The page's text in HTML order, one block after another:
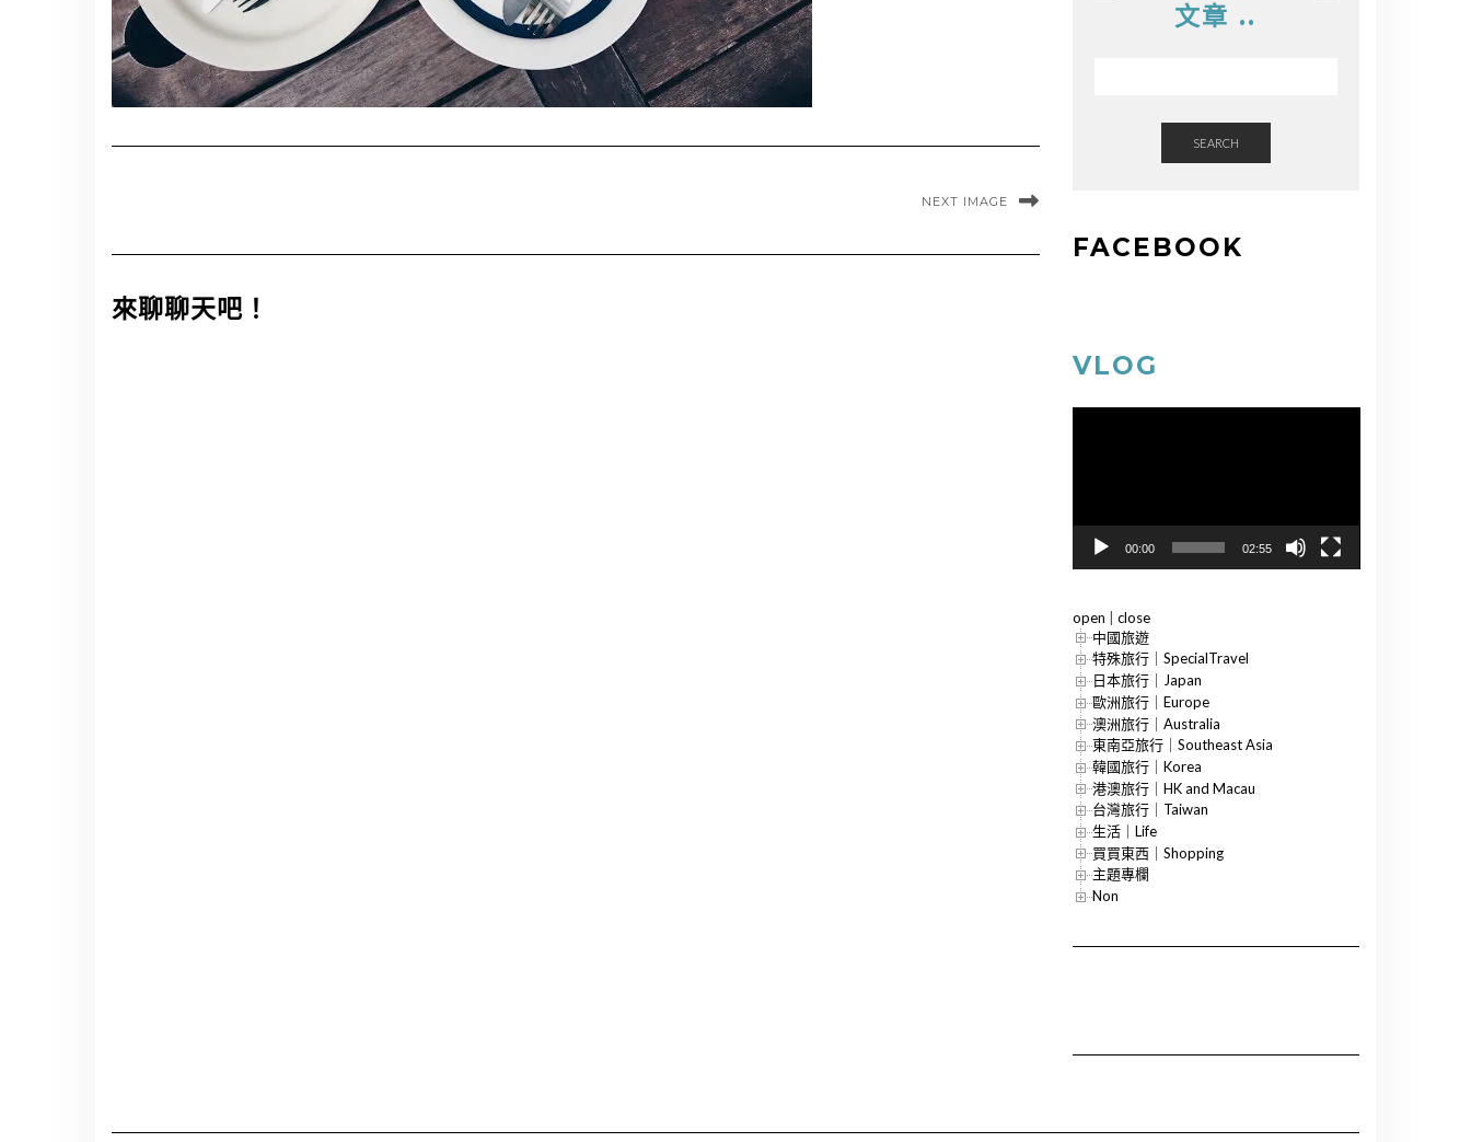
NEXT IMAGE
來聊聊天吧！
文章 ..
SEARCH
FACEBOOK
VLOG
00:00 02:55
open
close
中國旅遊
特殊旅行｜SpecialTravel
日本旅行｜Japan
歐洲旅行｜Europe
澳洲旅行｜Australia
東南亞旅行｜Southeast Asia
韓國旅行｜Korea
港澳旅行｜HK and Macau
台灣旅行｜Taiwan
生活｜Life
買買東西｜Shopping
主題專欄
Non